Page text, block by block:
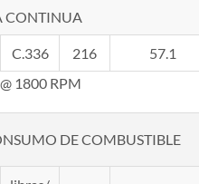
CONTINUA
C.336 216
57.1
1800 RPM
DE COMBUSTIBLE